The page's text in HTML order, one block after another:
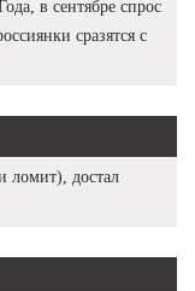
в сентябре спрос
сразятся с
ломит), достал